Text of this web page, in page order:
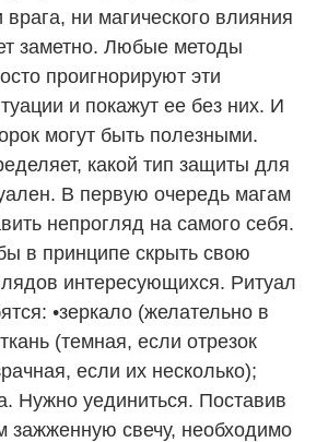
ни магического влияния
заметно. Любые методы
проигнорируют эти
и покажут ее без них. И
могут быть полезными.
какой тип защиты для
В первую очередь магам
непрогляд на самого себя.
в принципе скрыть свою
интересующихся. Ритуал
•зеркало (желательно в
(темная, если отрезок
если их несколько);
Нужно уединиться. Поставив
зажженную свечу, необходимо